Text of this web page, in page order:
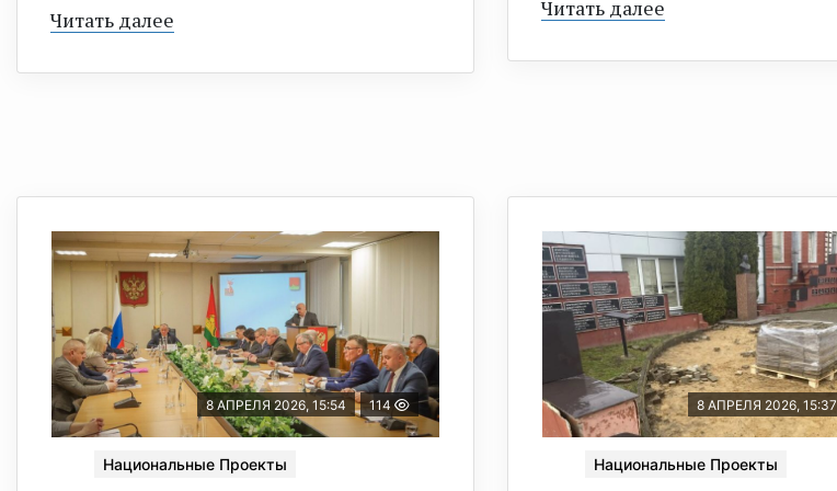
Читать далее Читать далее
8 АПРЕЛЯ 2026, 15:54 114
Национальные Проекты
8 АПРЕЛЯ 2026, 15:37
Национальные Проекты